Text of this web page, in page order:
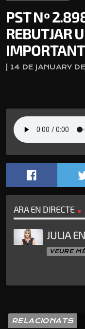
PST Nº
REBUTJAR
| 14 DE JANUARY
ARA EN DIRECTE
JULIA
VEURE
RELACIONATS